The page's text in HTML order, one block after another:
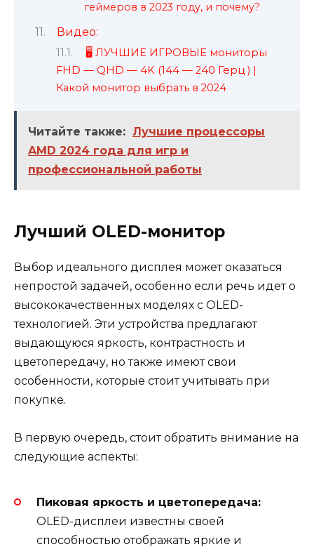
геймеров в 2023 году, и почему?
Видео:
🖥 ЛУЧШИЕ ИГРОВЫЕ мониторы
FHD — QHD — 4K (144 — 240 Герц ) |
Какой монитор выбрать в 2024
Читайте также: Лучшие процессоры
AMD 2024 года для игр и
профессиональной работы
Лучший OLED-монитор
Выбор идеального дисплея может оказаться
непростой задачей, особенно если речь идет о
высококачественных моделях с OLED-
технологией. Эти устройства предлагают
выдающуюся яркость, контрастность и
цветопередачу, но также имеют свои
особенности, которые стоит учитывать при
покупке.
В первую очередь, стоит обратить внимание на
следующие аспекты:
Пиковая яркость и цветопередача:
OLED-дисплеи известны своей
способностью отображать яркие и